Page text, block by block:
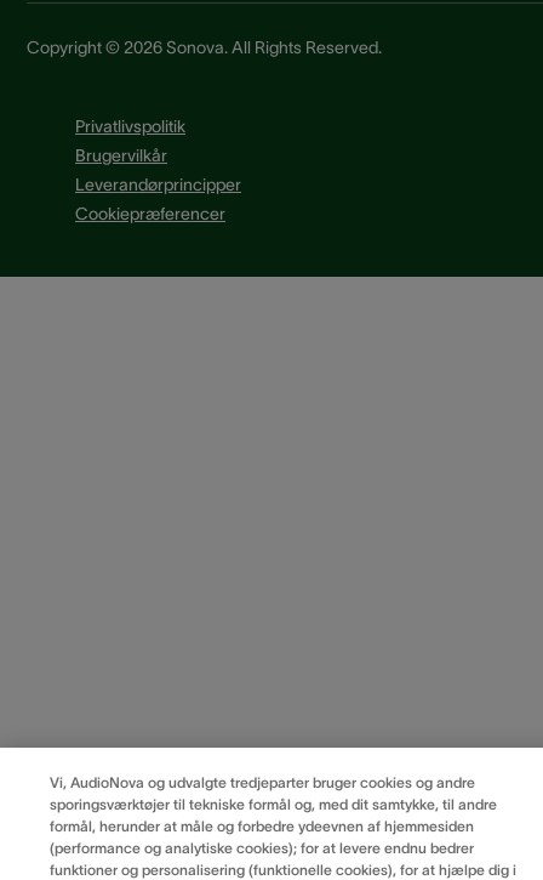
Copyright © 2026 Sonova. All Rights Reserved.
Privatlivspolitik
Brugervilkår
Leverandørprincipper
Cookiepræferencer
Vi, AudioNova og udvalgte tredjeparter bruger cookies og andre
sporingsværktøjer til tekniske formål og, med dit samtykke, til andre
formål, herunder at måle og forbedre ydeevnen af hjemmesiden
(performance og analytiske cookies); for at levere endnu bedrer
funktioner og personalisering (funktionelle cookies), for at hjælpe dig i